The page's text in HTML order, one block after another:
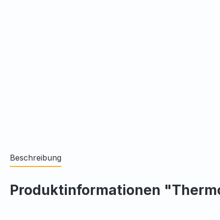
Beschreibung
Produktinformationen